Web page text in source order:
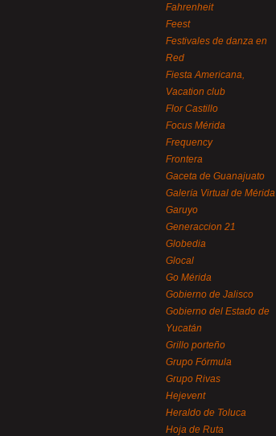
Fahrenheit
Feest
Festivales de danza en
Red
Fiesta Americana,
Vacation club
Flor Castillo
Focus Mérida
Frequency
Frontera
Gaceta de Guanajuato
Galería Virtual de Mérida
Garuyo
Generaccion 21
Globedia
Glocal
Go Mérida
Gobierno de Jalisco
Gobierno del Estado de
Yucatán
Grillo porteño
Grupo Fórmula
Grupo Rivas
Hejevent
Heraldo de Toluca
Hoja de Ruta